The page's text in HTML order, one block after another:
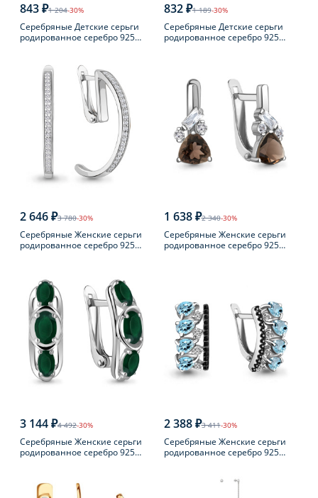
843 ₽1 204-30%
Серебряные Детские серьги
родированное серебро 925
832 ₽1 189-30%
Серебряные Детские серьги
родированное серебро 925
2 646 ₽3 780-30%
Серебряные Женские серьги
родированное серебро 925
1 638 ₽2 340-30%
Серебряные Женские серьги
родированное серебро 925
3 144 ₽4 492-30%
Серебряные Женские серьги
родированное серебро 925
2 388 ₽3 411-30%
Серебряные Женские серьги
родированное серебро 925